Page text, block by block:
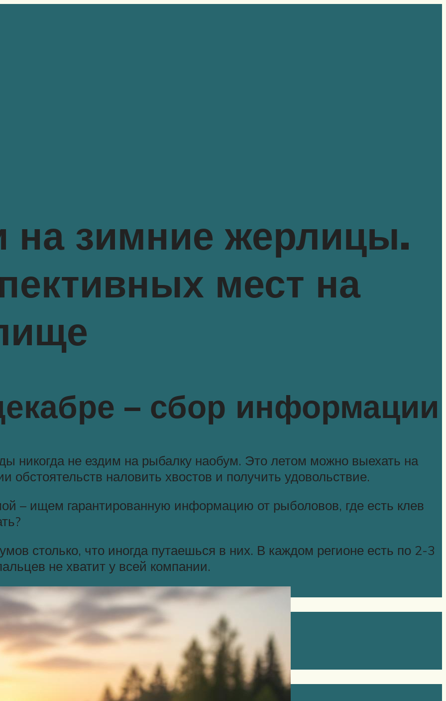
на зимние жерлицы.
мест на
– сбор информации
никогда не ездим на рыбалку наобум. Это летом можно выехать на
обстоятельств наловить хвостов и получить удовольствие.
– ищем гарантированную информацию от рыболовов, где есть клев
столько, что иногда путаешься в них. В каждом регионе есть по 2-3
не хватит у всей компании.